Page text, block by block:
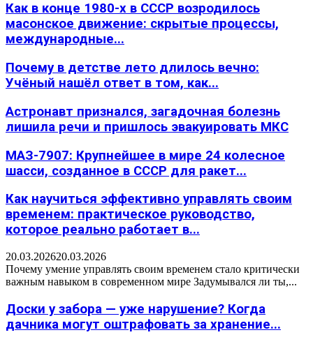
Как в конце 1980-х в СССР возродилось
масонское движение: скрытые процессы,
международные...
Почему в детстве лето длилось вечно:
Учёный нашёл ответ в том, как...
Астронавт признался, загадочная болезнь
лишила речи и пришлось эвакуировать МКС
МАЗ-7907: Крупнейшее в мире 24 колесное
шасси, созданное в СССР для ракет...
Как научиться эффективно управлять своим
временем: практическое руководство,
которое реально работает в...
20.03.202620.03.2026
Почему умение управлять своим временем стало критически
важным навыком в современном мире Задумывался ли ты,...
Доски у забора — уже нарушение? Когда
дачника могут оштрафовать за хранение...